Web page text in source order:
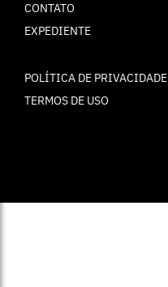
CONTATO
EXPEDIENTE
POLÍTICA DE PRIVACIDADE
TERMOS DE USO